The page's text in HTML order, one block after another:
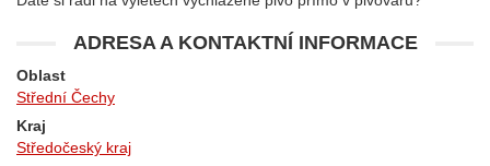
ADRESA A KONTAKTNÍ INFORMACE
Oblast
Střední Čechy
Kraj
Středočeský kraj